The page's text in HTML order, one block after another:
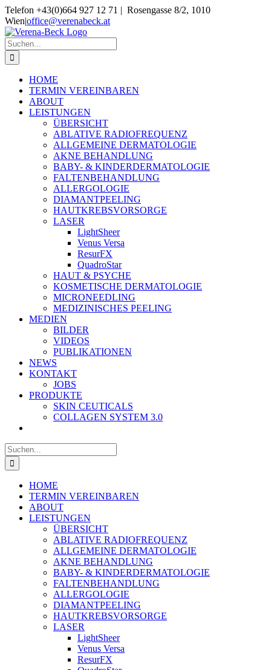
Skip
to
content
Telefon +43(0)664 927 12 71 | Rosengasse 8/2, 1010
Wien|office@verenabeck.at
Suche
nach:
HOME
TERMIN VEREINBAREN
ABOUT
LEISTUNGEN
ÜBERSICHT
ABLATIVE RADIOFREQUENZ
ALLGEMEINE DERMATOLOGIE
AKNE BEHANDLUNG
BABY- & KINDERDERMATOLOGIE
FALTENBEHANDLUNG
ALLERGOLOGIE
DIAMANTPEELING
HAUTKREBSVORSORGE
LASER
LightSheer
Venus Versa
ResurFX
QuadroStar
HAUT & PSYCHE
KOSMETISCHE DERMATOLOGIE
MICRONEEDLING
MEDIZINISCHES PEELING
MEDIEN
BILDER
VIDEOS
PUBLIKATIONEN
NEWS
KONTAKT
JOBS
PRODUKTE
SKIN CEUTICALS
COLLAGEN SYSTEM 3.0
Suche
nach:
HOME
TERMIN VEREINBAREN
ABOUT
LEISTUNGEN
ÜBERSICHT
ABLATIVE RADIOFREQUENZ
ALLGEMEINE DERMATOLOGIE
AKNE BEHANDLUNG
BABY- & KINDERDERMATOLOGIE
FALTENBEHANDLUNG
ALLERGOLOGIE
DIAMANTPEELING
HAUTKREBSVORSORGE
LASER
LightSheer
Venus Versa
ResurFX